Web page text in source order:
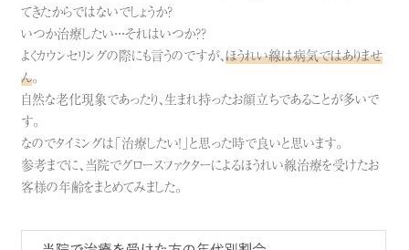
てきたからではないでしょうか？
いつか治療したい・・・それはいつか？？
よくカウンセリングの際にも言うのですが、 ほうれい線は病気ではありませ
ん。
自然な老化現象であったり、生まれ持ったお顔立ちであることが多いで
す。
なのでタイミングは「治療したい！」と思った時で良いと思います。
参考までに、当院でグロースファクターによるほうれい線治療を受けたお
客様の年齢をまとめてみました。